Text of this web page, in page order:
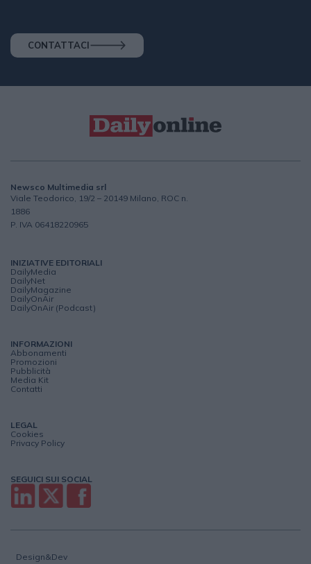
CONTATTACI
Newsco Multimedia srl
Viale Teodorico, 19/2 – 20149 Milano, ROC n.
1886
P. IVA 06418220965
INIZIATIVE EDITORIALI
DailyMedia
DailyNet
DailyMagazine
DailyOnAir
DailyOnAir (Podcast)
INFORMAZIONI
Abbonamenti
Promozioni
Pubblicità
Media Kit
Contatti
LEGAL
Cookies
Privacy Policy
SEGUICI SUI SOCIAL
Design&Dev